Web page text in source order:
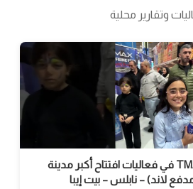
وتقارير محلية
مشاركة مميزة من TMAX في فعاليات افتتاح أكبر مدينة
لاند) – نابلس – بيت إيبا